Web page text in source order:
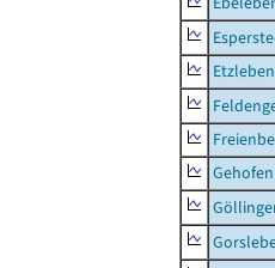
Etzleben
Gehofen